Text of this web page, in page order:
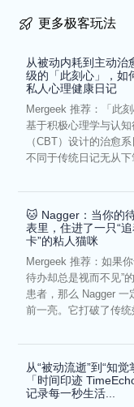
更多极客玩法
从被动内耗到主动治
级的「此刻心」，如
私人心理健康日记
Mergeek 推荐：「此
基于积极心理学与认
（CBT）设计的治愈系
不同于传统日记无从
🐱 Nagger：当你的
表里，住进了一只“
卡”的粘人猫咪
Mergeek 推荐：如果
待办却总是视而不见”
患者，那么 Nagger 一
前一亮。它打破了传
从“被动流逝”到“知觉
「时间印迹
记录每一秒生活...